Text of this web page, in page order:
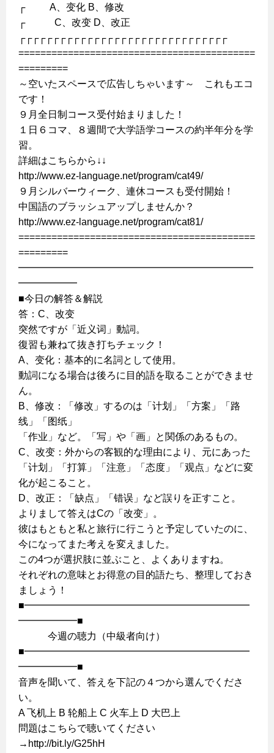
┌ A、变化 B、修改
┌ C、改变 D、改正
┌┌┌┌┌┌┌┌┌┌┌┌┌┌┌┌┌┌┌┌┌┌┌┌┌┌┌┌┌┌┌
===========================================
=========
～空いたスペースで広告しちゃいます～ これもエコ
です！
９月全日制コース受付始まりました！
１日６コマ、８週間で大学語学コースの約半年分を学
習。
詳細はこちらから↓↓
http://www.ez-language.net/program/cat49/
９月シルバーウィーク、連休コースも受付開始！
中国語のブラッシュアップしませんか？
http://www.ez-language.net/program/cat81/
===========================================
=========
━━━━━━━━━━━━━━━━━━━━━━━━
━━━━━━
■今日の解答＆解説
答：C、改变
突然ですが「近义词」動詞。
復習も兼ねて抜き打ちチェック！
A、变化：基本的に名詞として使用。
動詞になる場合は後ろに目的語を取ることができませ
ん。
B、修改：「修改」するのは「计划」「方案」「路
线」「图纸」
「作业」など。「写」や「画」と関係のあるもの。
C、改变：外からの客観的な理由により、元にあった
「计划」「打算」「注意」「态度」「观点」などに変
化が起こること。
D、改正：「缺点」「错误」など誤りを正すこと。
よりまして答えはCの「改变」。
彼はもともと私と旅行に行こうと予定していたのに、
今になってまた考えを変えました。
この4つが選択肢に並ぶこと、よくありますね。
それぞれの意味とお得意の目的語たち、整理しておき
ましょう！
■━━━━━━━━━━━━━━━━━━━━━━━
━━━━━━■
今週の聴力（中級者向け）
■━━━━━━━━━━━━━━━━━━━━━━━
━━━━━━■
音声を聞いて、答えを下記の４つから選んでくださ
い。
A 飞机上 B 轮船上 C 火车上 D 大巴上
問題はこちらで聴いてください
→http://bit.ly/G25hH